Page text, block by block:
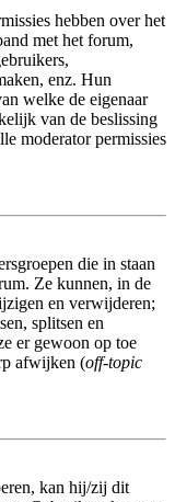
hebben over het
met het forum,
enz. Hun
welke de eigenaar
van de beslissing
moderator permissies
die in staan
Ze kunnen, in de
en verwijderen;
splitsen en
er gewoon op toe
afwijken (off-topic
kan hij/zij dit